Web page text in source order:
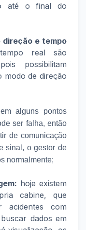
até o final do
e tempo
real são
possibilitam
modo de direção
em alguns pontos
ser falha, então
de comunicação
sinal, o gestor de
normalmente;
hoje existem
cabine, que
acidentes com
dados em